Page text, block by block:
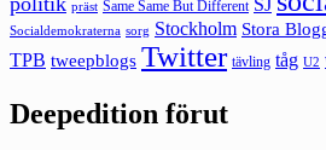
präst Same Same But Different
Socialdemokraterna sorg Stockholm Stora
TPB tweepblogs Twitter tävling tåg U2
Deepedition förut